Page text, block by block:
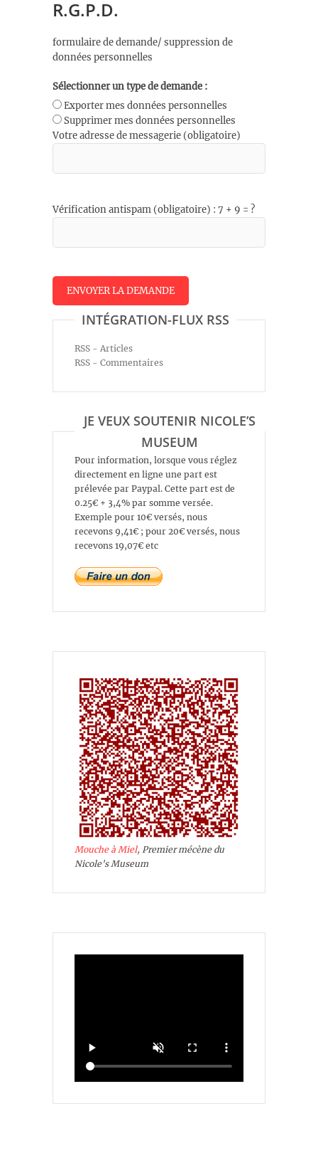
R.G.P.D.
formulaire de demande/ suppression de
données personnelles
Sélectionner un type de demande :
Exporter mes données personnelles
Supprimer mes données personnelles
Votre adresse de messagerie (obligatoire)
Vérification antispam (obligatoire) : 7 + 9 = ?
INTÉGRATION-FLUX RSS
RSS - Articles
RSS - Commentaires
JE VEUX SOUTENIR NICOLE’S
MUSEUM
Pour information, lorsque vous réglez
directement en ligne une part est
prélevée par Paypal. Cette part est de
0.25€ + 3,4% par somme versée.
Exemple pour 10€ versés, nous
recevons 9,41€ ; pour 20€ versés, nous
recevons 19,07€ etc
Mouche à Miel, Premier mécène du
Nicole's Museum